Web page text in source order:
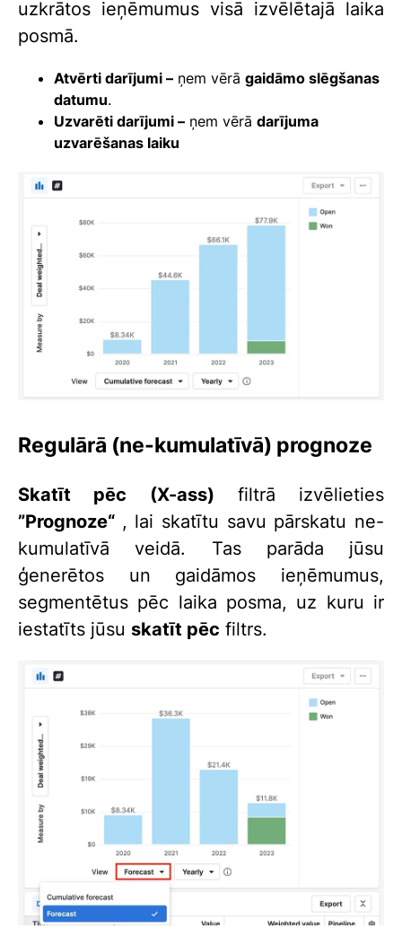
uzkrātos ieņēmumus visā izvēlētajā laika
posmā.
Atvērti darījumi – ņem vērā gaidāmo slēgšanas
datumu.
Uzvarēti darījumi – ņem vērā darījuma
uzvarēšanas laiku
Regulārā (ne-kumulatīvā) prognoze
Skatīt pēc (X-ass) filtrā izvēlieties
”Prognoze“ , lai skatītu savu pārskatu ne-
kumulatīvā veidā. Tas parāda jūsu
ģenerētos un gaidāmos ieņēmumus,
segmentētus pēc laika posma, uz kuru ir
iestatīts jūsu skatīt pēc filtrs.